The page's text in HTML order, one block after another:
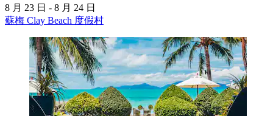
8 月 23 日 - 8 月 24 日
蘇梅 Clay Beach 度假村